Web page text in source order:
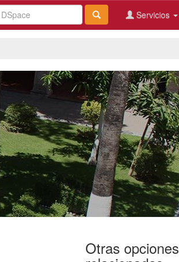
Servicios
Otras opciones